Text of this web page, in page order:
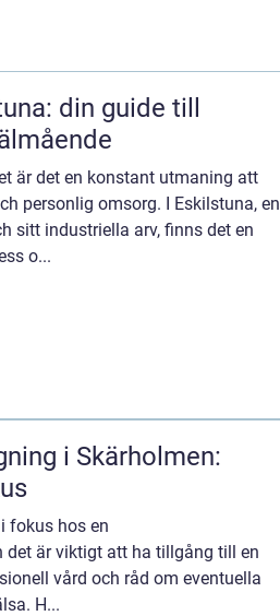
din guide till
är det en konstant utmaning att
personlig omsorg. I Eskilstuna, en
sitt industriella arv, finns det en
o...
i Skärholmen:
fokus hos en
är viktigt att ha tillgång till en
vård och råd om eventuella
H...